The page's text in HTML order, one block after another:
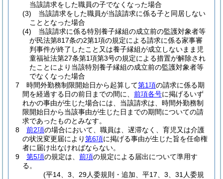
当該請求をした職員の子でなくなった場合
(3)
当該請求をした職員が当該請求に係る子と同居しない
こととなった場合
(4)
当該請求に係る特別養子縁組の成立前の監護対象者等
が民法第817条の2第1項の規定による請求に係る家事審
判事件が終了したこと又は養子縁組が成立しないまま児
童福祉法第27条第1項第3号の規定による措置が解除され
たことにより当該特別養子縁組の成立前の監護対象者等
でなくなった場合
7
時間外勤務制限開始日から起算して第1項の請求に係る期
間を経過する日の前日までの間に、 前項各号に掲げるいず
れかの事由が生じた場合には、当該請求は、時間外勤務制
限開始日から当該事由が生じた日までの期間についての請
求であったものとみなす。
8
前2項の場合において、職員は、遅滞なく、育児又は介護
の状況変更届により第6項に掲げる事由が生じた旨を任命権
者に届け出なければならない。
9
第5項の規定は、 前項の規定による届出について準用す
る。
(平14、3、29人委規則・追加、平17、3、31人委規